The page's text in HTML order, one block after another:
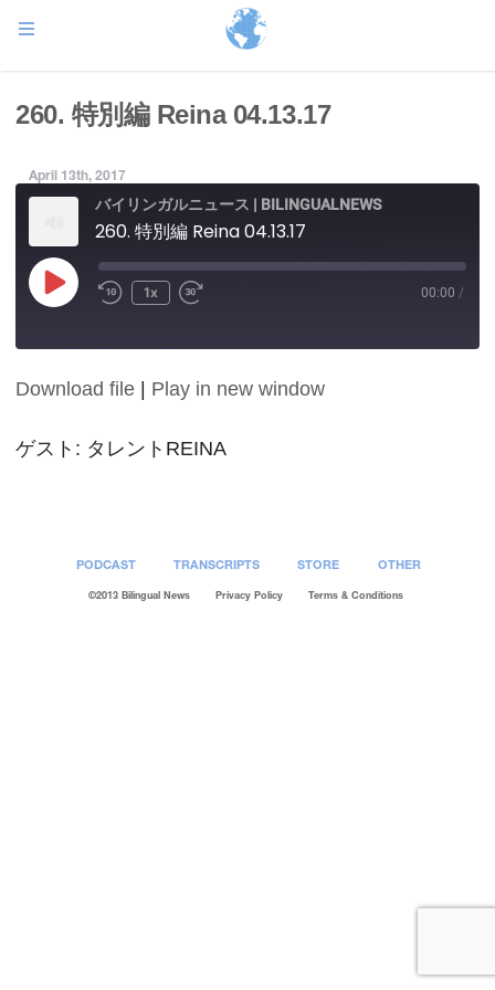
260. 特別編 Reina 04.13.17
April 13th, 2017
バイリンガルニュース | BILINGUALNEWS
260. 特別編 Reina 04.13.17
Play
Episode
1x 00:00 /
SHARE
LINK
Download file Play in new window
ゲスト: タレントREINA
PODCAST TRANSCRIPTS STORE OTHER
©2013 Bilingual News Privacy Policy Terms & Conditions